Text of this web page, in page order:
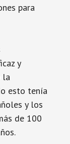
para
y
la
esto tenía
y los
de 100